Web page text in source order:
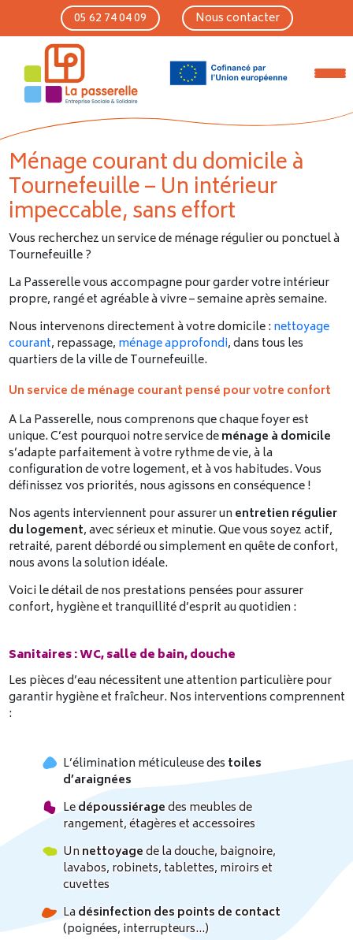
Skip to main content
05 62 74 04 09 Nous contacter
Ménage courant du domicile à
Tournefeuille – Un intérieur
impeccable, sans effort
Vous recherchez un service de ménage régulier ou ponctuel à
Tournefeuille ?
La Passerelle vous accompagne pour garder votre intérieur
propre, rangé et agréable à vivre – semaine après semaine.
Nous intervenons directement à votre domicile : nettoyage
courant, repassage, ménage approfondi, dans tous les
quartiers de la ville de Tournefeuille.
Un service de ménage courant pensé pour votre confort
A La Passerelle, nous comprenons que chaque foyer est
unique. C’est pourquoi notre service deménage à domicile
s’adapte parfaitement à votre rythme de vie, à la
configuration de votre logement, et à vos habitudes. Vous
définissez vos priorités, nous agissons en conséquence !
Nos agents interviennent pour assurer un entretien régulier
du logement, avec sérieux et minutie. Que vous soyez actif,
retraité, parent débordé ou simplement en quête de confort,
nous avons la solution idéale.
Voici le détail de nos prestations pensées pour assurer
confort, hygiène et tranquillité d’esprit au quotidien :
Sanitaires : WC, salle de bain, douche
Les pièces d’eau nécessitent une attention particulière pour
garantir hygiène et fraîcheur. Nos interventions comprennent
:
L’élimination méticuleuse des toiles
d’araignées
Ledépoussiéragedes meubles de
rangement, étagères et accessoires
Un nettoyagede la douche, baignoire,
lavabos, robinets, tablettes, miroirs et
cuvettes
Ladésinfection des points de contact
(poignées, interrupteurs…)